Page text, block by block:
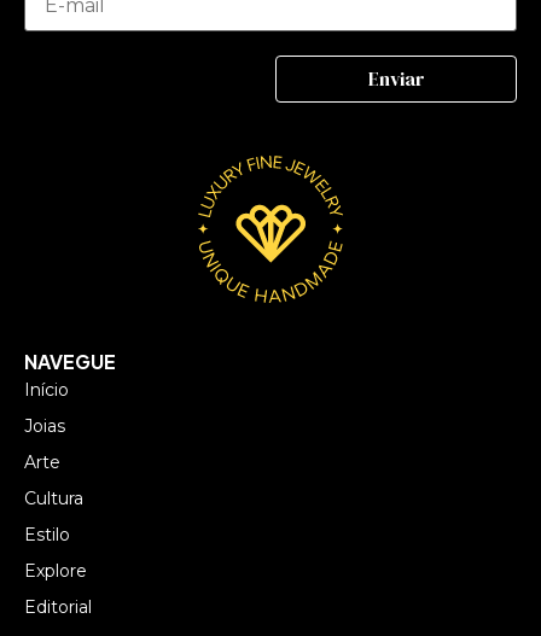
NAVEGUE
Início
Joias
Arte
Cultura
Estilo
Explore
Editorial